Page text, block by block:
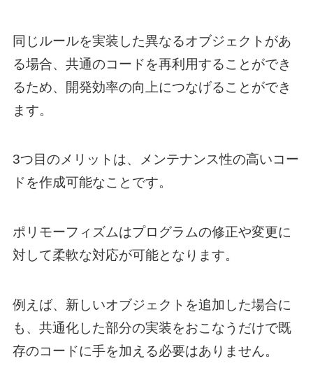
同じルールを実装した異なるオブジェクトがあ
る場合、共通のコードを再利用することができ
るため、開発効率の向上につなげることができ
ます。
3つ目のメリットは、メンテナンス性の高いコー
ドを作成可能なことです。
ポリモーフィズムはプログラムの修正や変更に
対して柔軟な対応が可能となります。
例えば、新しいオブジェクトを追加した場合に
も、共通化した部分の実装をおこなうだけで既
存のコードに手を加える必要はありません。